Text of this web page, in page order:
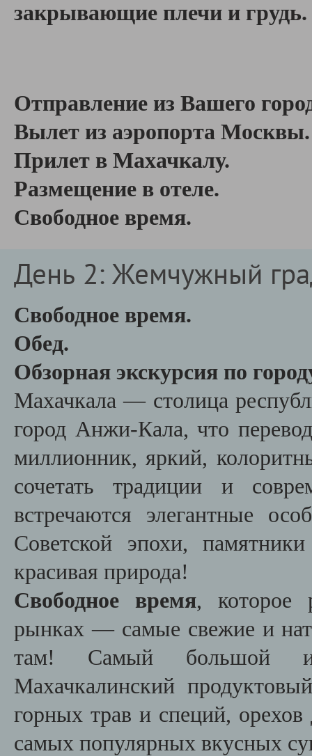
закрывающие плечи и грудь.
Отправление из Вашего
Вылет из аэропорта
Прилет в Махачкалу.
Размещение в отеле.
Свободное время.
День 2: Жемчужный
Свободное время.
Обед.
Обзорная экскурсия по
Махачкала — столица
город Анжи-Кала, что
миллионник, яркий,
сочетать традиции и
встречаются элегантные
Советской эпохи,
красивая природа!
Свободное время, которое
рынках — самые свежие и
там! Самый большой и
Махачкалинский
горных трав и специй,
самых популярных вкусных